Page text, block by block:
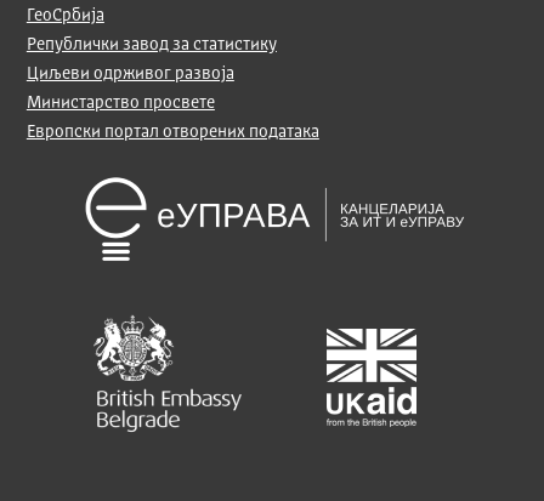
ГеоСрбија
Републички завод за статистику
Циљеви одрживог развоја
Министарство просвете
Европски портал отворених података